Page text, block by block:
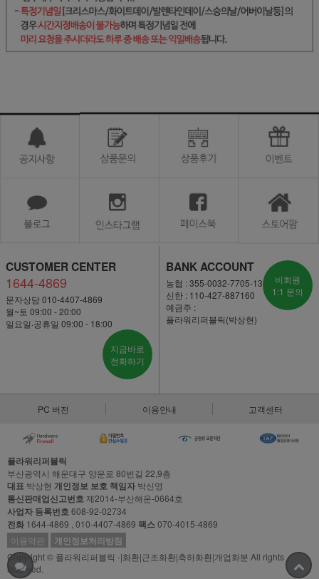
CUSTOMER CENTER
1644-4869
문자상담 010-4407-4869
월~토 09:00 - 20:00
일요일·공휴일 09:00 - 18:00
지금바로
전화하기
BANK ACCOUNT
농협 : 355-0032-7705-13
신한 : 110-427-887160
예금주 :
플라워리퍼블릭(박상현)
비회원
1:1 문의
PC 버전 이용안내 고객센터
플라워리퍼블릭
부산광역시 해운대구 양운로 80번길 22,9층
대표 박상현 개인정보 보호 책임자 박신영
통신판매업신고번호제2014-부산해운-0664호
사업자 등록번호608-92-02734
전화 1644-4869 , 010-4407-4869 팩스070-4015-4869
이용약관
개인정보처리방침
Copyright © 플라워리퍼블릭 -|화환|근조화환|축하화환|개업화분 All rights
reserved.